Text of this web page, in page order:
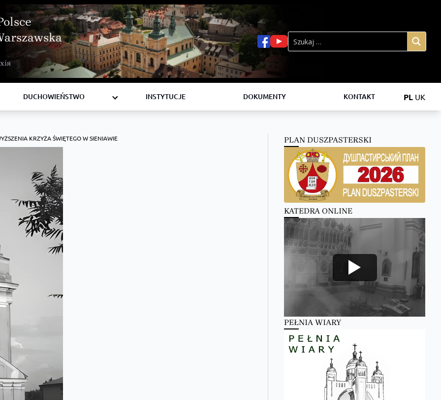
DUCHOWIEŃSTWO
BISKUPI
KSIĘŻA
INSTYTUCJE
DOKUMENTY KONTAKT PL UK
KRZYŻA ŚWIĘTEGO W SIENIAWIE PLAN DUSZPASTERSKI
KATEDRA ONLINE
PEŁNIA WIARY